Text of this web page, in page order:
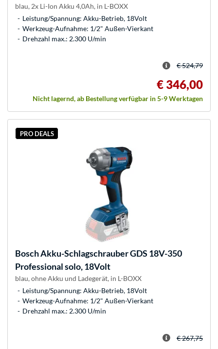
blau, 2x Li-Ion Akku 4,0Ah, in L-BOXX
Leistung/Spannung: Akku-Betrieb, 18Volt
Werkzeug-Aufnahme: 1/2" Außen-Vierkant
Drehzahl max.: 2.300 U/min
€ 524,79
€ 346,00
Nicht lagernd, ab Bestellung verfügbar in 5-9 Werktagen
PRO DEALS
BoschAkku-Schlagschrauber GDS 18V-350
Professional solo, 18Volt
blau, ohne Akku und Ladegerät, in L-BOXX
Leistung/Spannung: Akku-Betrieb, 18Volt
Werkzeug-Aufnahme: 1/2" Außen-Vierkant
Drehzahl max.: 2.300 U/min
€ 267,75